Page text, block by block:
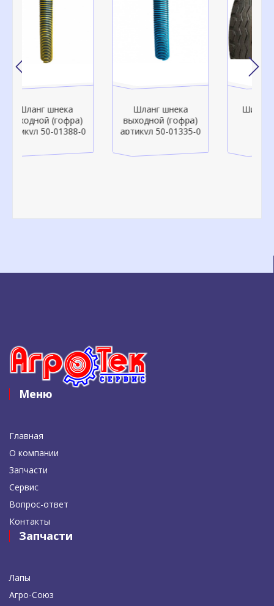
Шланг шнека
выходной (гофра)
артикул 50-01335-0
Шина 14.0/65-16
Меню
Главная
О компании
Запчасти
Сервис
Вопрос-ответ
Контакты
Запчасти
Лапы
Агро-Союз